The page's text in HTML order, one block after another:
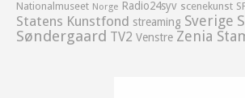
Nationalmuseet Norge Radio24syv scenekunst
Statens Kunstfond streaming Sverige
Søndergaard TV2 Venstre Zenia